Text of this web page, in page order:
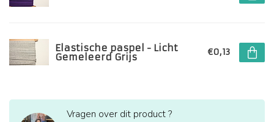
Elastische paspel - Licht
Gemeleerd Grijs €0,13
Vragen over dit product ?